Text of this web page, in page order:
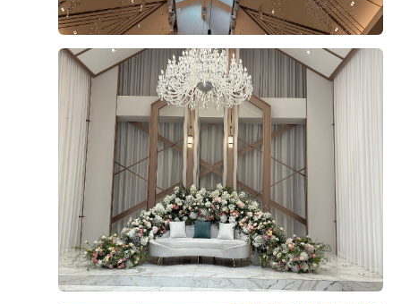
화이트, 그린 조합으로 아주 깔끔하게 세팅되어 있어 만족
스러웠습니다. ​ 커튼 입장 관련 주의사항 (꿀팁!) 입장은 커
튼 입장과 문 입장 중 선택할 수 있었는데, 문 위치가 정중
앙이 아니라 살짝 옆쪽이라 저는 커튼 입장을 선택했습니
드가 시작되는 지점에서 기다리던 아빠 손을 잡고 입장하
는 동선이었는데요. 본식 당일 "입장 준비할게요!" 해서 커
튼 뒤로 들어가 보니 아빠가 이미 들어와 계셔서 살짝 당황
했습니다ㅋㅋㅠㅠㅠㅠ 이미 들어와 계신 아빠한테 나가라
고 할 수는 없어서 결국 커튼 뒤에서부터 아빠와 같이 입장
했습니다. 혹시 저처럼 입장에 디테일한 연출 구상이 있으
신 분들은 사전에 웨딩홀 측과 동선을 세심하게 확인해 두
시는 것을 추천합니다!!! ​ 음향, 진행 음악이 나오는 타이밍
이나 기타 식 진행은 큰 차질 없이 원활하게 이어졌습니다.
안녕하세요. 저는 24년 12월 21일 상암 DMC 웨딩타워 그
랜드볼룸홀에서 예식을 마쳤습니다. 2년이 지나기 전에 후
다닥 후기를 써보려 합니다. 이 글에서는 웨딩홀 관련 비용
과 전체적인 본식 진행 후기를 이야기 해볼게요!​ 웨딩홀 도
착 및 대기 메이크업을 마친 뒤 당시에 자차가 없어서 카카
오 벤티를 예약해 이동했습니다. 웨딩홀 측에서 도착 10분
전에 연락을 달라고 하셔서 미리 전화드렸더니, 도착 시간
에 맞춰 직원분들이 나와 계셨습니다. 헬퍼 이모님 짐도 직
접 옮겨주셔서 편하게 들어갈 수 있었습니다. 무슨 카트 같
은거를 끌고 오시드라구요,,,?? 저희 개인 짐이나 액자 등
은 전날 미리 사물함에 보관해 두어 당일 짐은 많지 않아서
후기가 도움이 되었나요?
마구고밤 계약후기